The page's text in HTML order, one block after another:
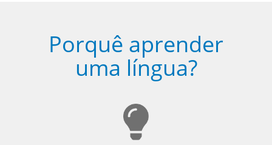
Porquê aprender
uma língua?